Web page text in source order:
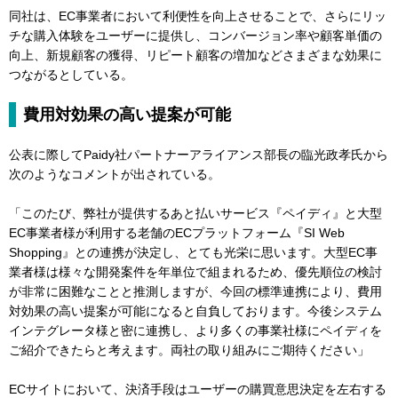
同社は、EC事業者において利便性を向上させることで、さらにリッ
チな購入体験をユーザーに提供し、コンバージョン率や顧客単価の
向上、新規顧客の獲得、リピート顧客の増加などさまざまな効果に
つながるとしている。
費用対効果の高い提案が可能
公表に際してPaidy社パートナーアライアンス部長の臨光政孝氏から
次のようなコメントが出されている。
「このたび、弊社が提供するあと払いサービス『ペイディ』と大型
EC事業者様が利用する老舗のECプラットフォーム『SI Web
Shopping』との連携が決定し、とても光栄に思います。大型EC事
業者様は様々な開発案件を年単位で組まれるため、優先順位の検討
が非常に困難なことと推測しますが、今回の標準連携により、費用
対効果の高い提案が可能になると自負しております。今後システム
インテグレータ様と密に連携し、より多くの事業社様にペイディを
ご紹介できたらと考えます。両社の取り組みにご期待ください」
ECサイトにおいて、決済手段はユーザーの購買意思決定を左右する